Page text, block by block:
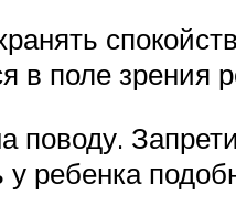
в поле зрения
поводу.
у ребенка